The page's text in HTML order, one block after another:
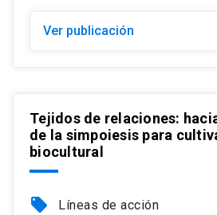
Ver publicación
Tejidos de relaciones:
de la simpoiesis para
biocultural
local_offer Líneas de acción